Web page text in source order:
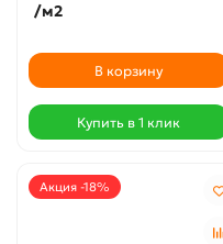
/м2
В корзину
Купить в 1 клик
Акция -18%